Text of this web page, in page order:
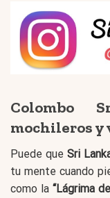
Colombo
mochileros y
Puede que Sri
tu mente cuando
como la “Lágrima